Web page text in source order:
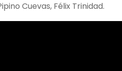
Cuevas, Félix Trinidad.